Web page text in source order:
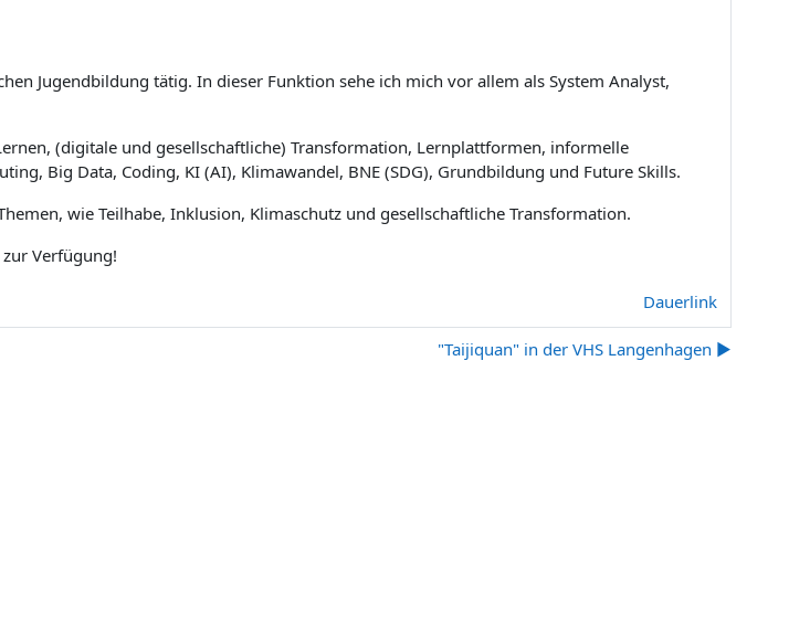
Jugendbildung tätig. In dieser Funktion sehe ich mich vor allem als System Analyst,
(digitale und gesellschaftliche) Transformation, Lernplattformen, informelle
Big Data, Coding, KI (AI), Klimawandel, BNE (SDG), Grundbildung und Future Skills.
wie Teilhabe, Inklusion, Klimaschutz und gesellschaftliche Transformation.
Verfügung!
Dauerlink
"Taijiquan" in der VHS Langenhagen ▶︎